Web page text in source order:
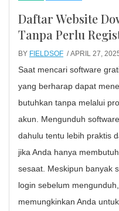
Daftar Website
Tanpa Perlu
BY FIELDSOF / APRIL 27,
Saat mencari software
yang berharap dapat
butuhkan tanpa melalui
akun. Mengunduh
dahulu tentu lebih praktis
jika Anda hanya
sesaat. Meskipun banyak
login sebelum
memungkinkan Anda